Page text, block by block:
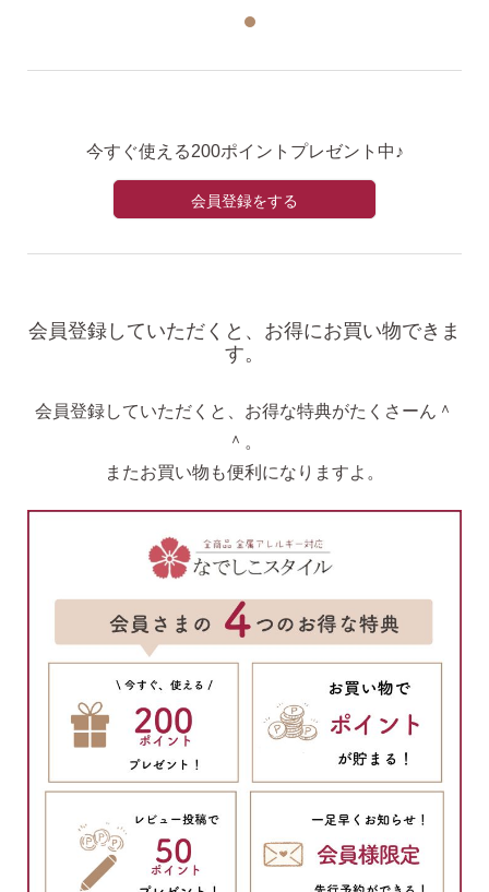
今すぐ使える200ポイントプレゼント中♪
会員登録をする
会員登録していただくと、お得にお買い物できま
す。
会員登録していただくと、お得な特典がたくさーん＾
＾。
またお買い物も便利になりますよ。